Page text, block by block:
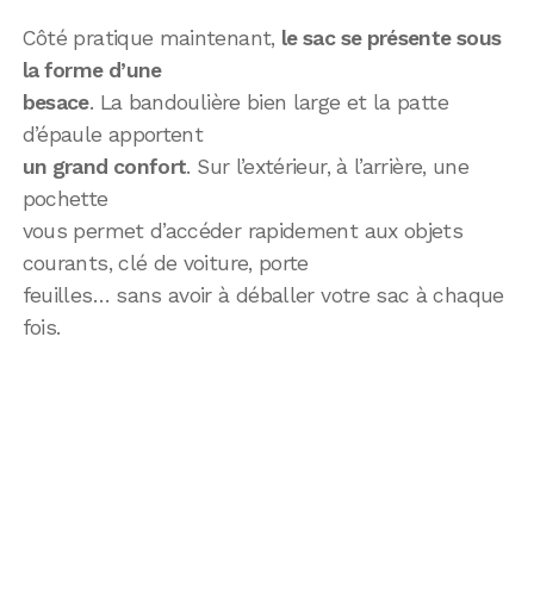
Côté pratique maintenant, le sac se présente sous
la forme d’une
besace. La bandoulière bien large et la patte
d’épaule apportent
un grand confort. Sur l’extérieur, à l’arrière, une
pochette
vous permet d’accéder rapidement aux objets
courants, clé de voiture, porte
feuilles… sans avoir à déballer votre sac à chaque
fois.